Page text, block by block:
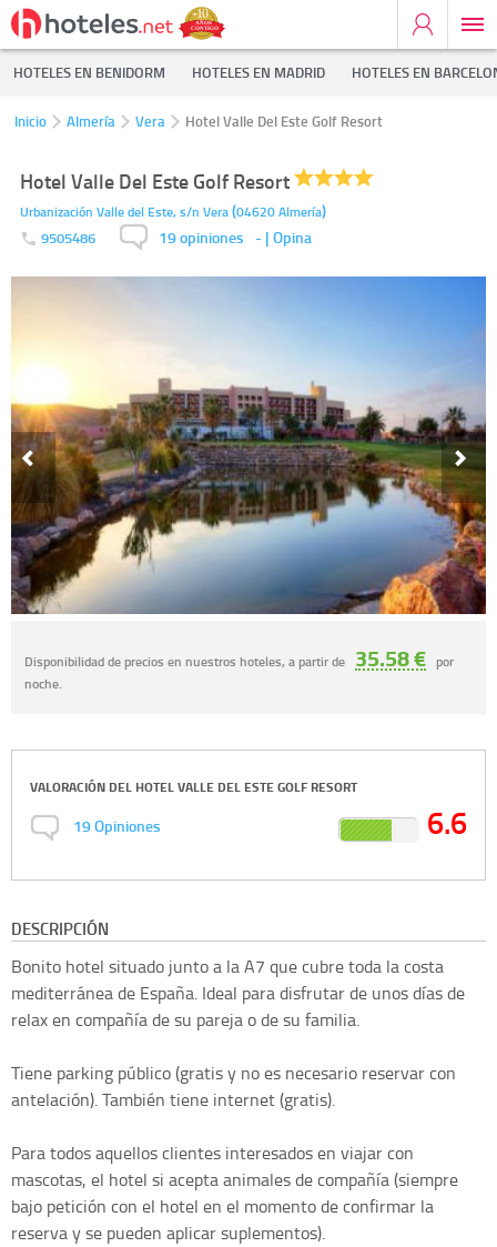
HOTELES EN BENIDORM HOTELES EN MADRID HOTELES EN
Inicio Almería Vera Hotel Valle Del Este Golf Resort
Hotel Valle Del Este Golf Resort
Urbanización Valle del Este, s/n Vera(04620Almería)
9505486 19 opiniones - | Opina
Disponibilidad de precios en nuestros hoteles, a partir de 35.58 € por
noche.
VALORACIÓN DEL HOTEL VALLE DEL ESTE GOLF RESORT
19Opiniones 6.6
DESCRIPCIÓN
Bonito hotel situado junto a la A7 que cubre toda la costa
mediterránea de España. Ideal para disfrutar de unos días de
relax en compañía de su pareja o de su familia.
Tiene parking público (gratis y no es necesario reservar con
antelación). También tiene internet (gratis).
Para todos aquellos clientes interesados en viajar con
mascotas, el hotel si acepta animales de compañía (siempre
bajo petición con el hotel en el momento de confirmar la
reserva y se pueden aplicar suplementos).